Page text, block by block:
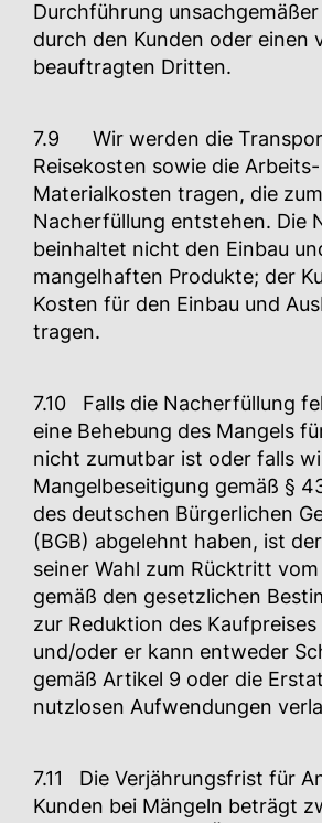
Durchführung
durch den Kunden oder einen
beauftragten Dritten.
7.9 Wir werden die
Reisekosten sowie die
Materialkosten tragen, die
Nacherfüllung entstehen. Die
beinhaltet nicht den Einbau
mangelhaften Produkte; der
Kosten für den Einbau und
tragen.
7.10 Falls die Nacherfüllung
eine Behebung des Mangels
nicht zumutbar ist oder falls
Mangelbeseitigung gemäß §
des deutschen Bürgerlichen
(BGB) abgelehnt haben, ist
seiner Wahl zum Rücktritt
gemäß den gesetzlichen
zur Reduktion des
und/oder er kann entweder
gemäß Artikel 9 oder die
nutzlosen Aufwendungen
7.11 Die Verjährungsfrist für
Kunden bei Mängeln beträgt